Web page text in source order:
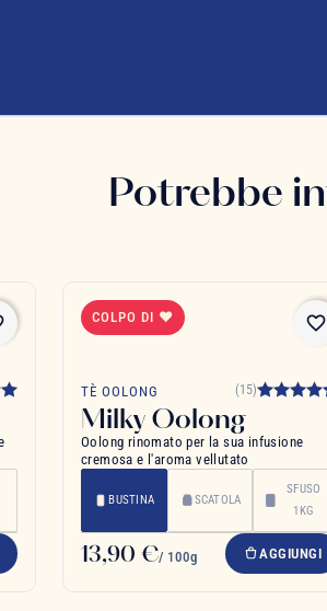
Potrebbe
COLPO DI ❤ favorite_border
TÈ OOLONG (15)
Milky Oolong
Oolong rinomato per la sua infusione
cremosa e l'aroma vellutato
BUSTINA SCATOLA
SFUSO
1KG
13,90 €/ 100g AGGIUNGI